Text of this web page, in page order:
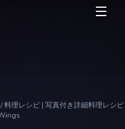
料理レシピ | 写真付き詳細料理レシ